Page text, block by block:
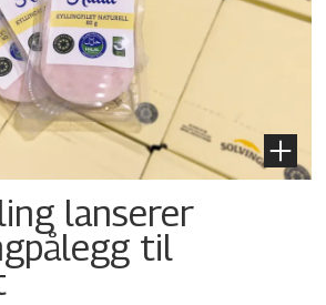
lanserer
til